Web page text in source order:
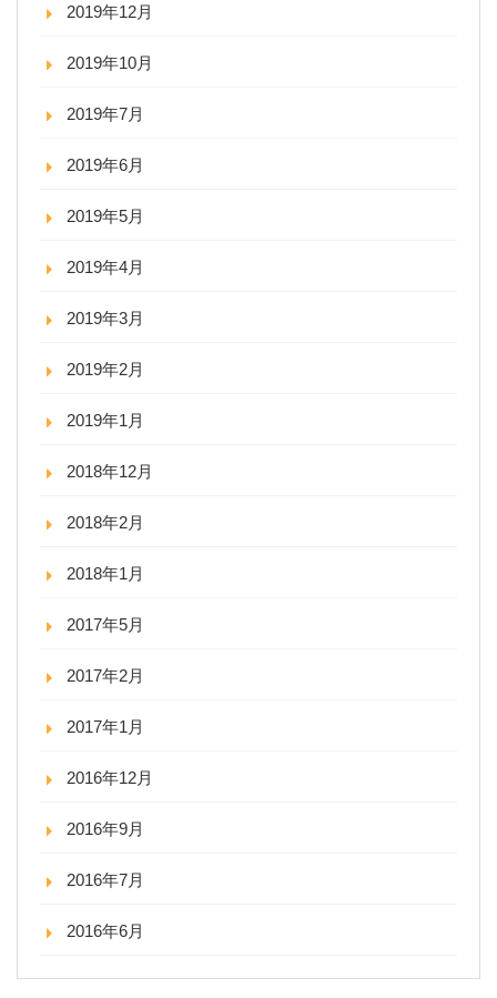
2019年12月
2019年10月
2019年7月
2019年6月
2019年5月
2019年4月
2019年3月
2019年2月
2019年1月
2018年12月
2018年2月
2018年1月
2017年5月
2017年2月
2017年1月
2016年12月
2016年9月
2016年7月
2016年6月